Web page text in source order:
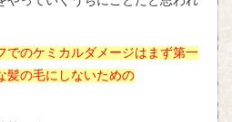
でのケミカルダメージはまず第一
髪の毛にしないための